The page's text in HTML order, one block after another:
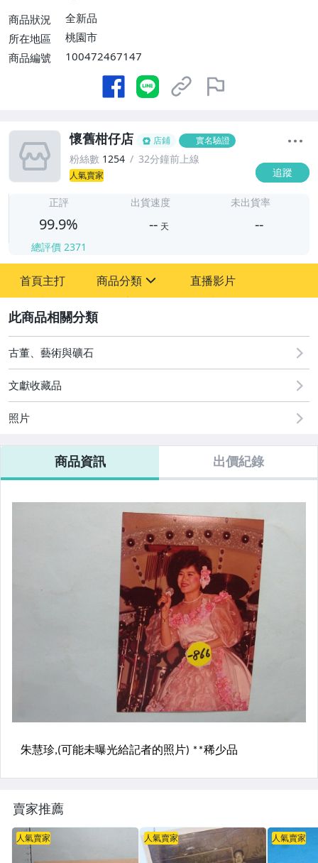
商品狀況
全新品
所在地區
桃園市
商品編號
100472467147
懷舊柑仔店 店鋪 實名驗證
粉絲數 1254 32分鐘前上線
人氣賣家 追蹤
正評
99.9%
總評價 2371
出貨速度
-- 天
未出貨率
--
首頁主打 商品分類
其它
直播影片
古董、藝術與礦石
文獻收藏品
照片
商品資訊 出價紀錄
賣家推薦
人氣賣家 人氣賣家 人氣賣家